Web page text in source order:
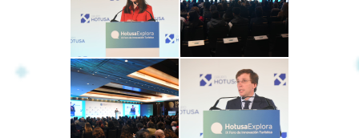
Sector hotelero avanzando soluciones a los retos
venideros
Los grandes actores digitales. Apostando por la
innovación en tiempos de transformación
Clausura